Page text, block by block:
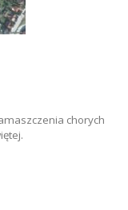
chorych